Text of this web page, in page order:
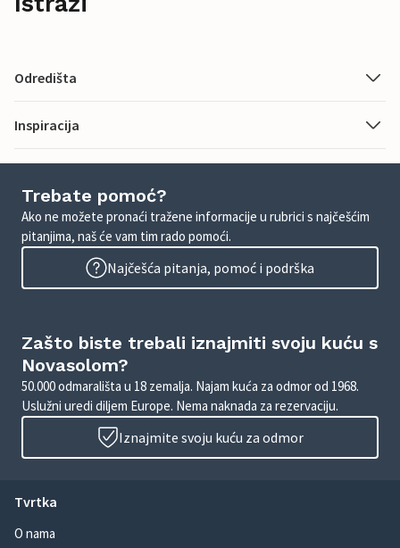
Odredišta
Inspiracija
Trebate pomoć?
Ako ne možete pronaći tražene informacije u rubrici s najčešćim
pitanjima, naš će vam tim rado pomoći.
Najčešća pitanja, pomoć i podrška
Zašto biste trebali iznajmiti svoju kuću s
Novasolom?
50.000 odmarališta u 18 zemalja. Najam kuća za odmor od 1968.
Uslužni uredi diljem Europe. Nema naknada za rezervaciju.
Iznajmite svoju kuću za odmor
Tvrtka
O nama